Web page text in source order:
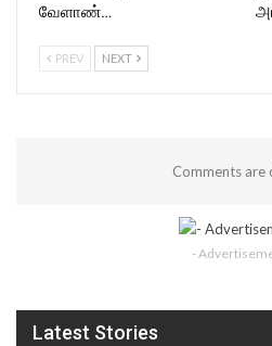
வேளாண்…
PREV NEXT
Comments are
-
Latest Stories